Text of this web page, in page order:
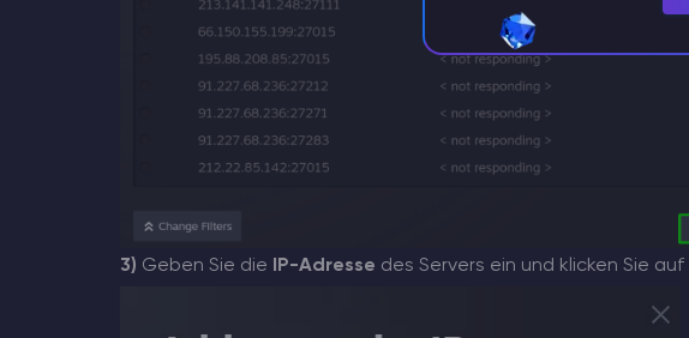
3) Geben Sie die IP-Adresse des Servers ein und klicken Sie auf